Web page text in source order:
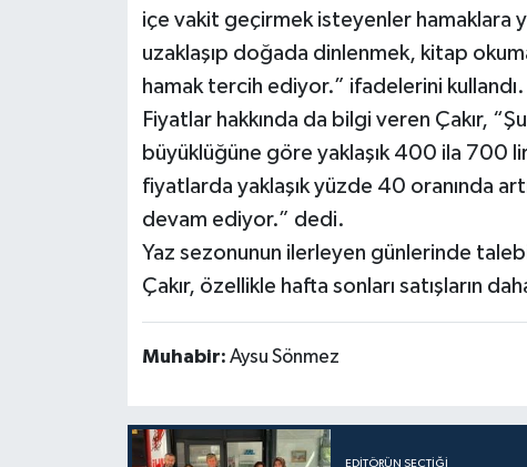
içe vakit geçirmek isteyenler hamaklara
uzaklaşıp doğada dinlenmek, kitap
hamak tercih ediyor.” ifadelerini kullandı.
Fiyatlar hakkında da bilgi veren Çakır,
büyüklüğüne göre yaklaşık 400 ila 700
fiyatlarda yaklaşık yüzde 40 oranında
devam ediyor.” dedi.
Yaz sezonunun ilerleyen günlerinde
Çakır, özellikle hafta sonları satışların
Muhabir: Aysu Sönmez
EDITÖRÜN SEÇTIĞI